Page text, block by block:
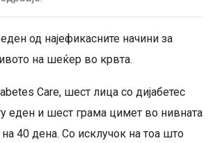
од најефикасните начини за
на шеќер во крвта.
Care, шест лица со дијабетес
еден и шест грама цимет во нивната
на 40 дена. Со исклучок на тоа што